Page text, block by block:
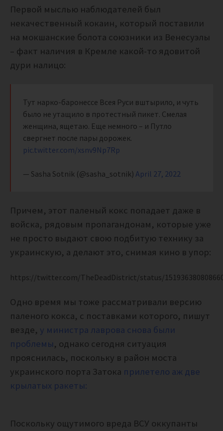
Первой мыслью наблюдателей был
некачественный кокаин, который поставили
на мокшанские болота союзники из Венесуэлы
– факт наличия в Кремле какой-то ядовитой
дури налицо:
Тут нарко-баронессе Всея Руси вштырило, и чуть
было не утащило в протестный пикет. Смелая
женщина, ящетаю. Еще немного – и Путло
свергнет после пары дорожек.
pic.twitter.com/xsnv9Np7Rp
— Sasha Sotnik (@sasha_sotnik) April 27, 2022
Причем, этот паленый кокс попадает даже в
войска, рядовым пропагандонам, которые уже
не просто выдают свою подбитую технику за
украинскую, а делают это, снимая кино в упор:
https://twitter.com/TheDeadDistrict/status/
Одно время мы тоже рассматривали версию
паленого кокса, с поставками которого, пишут
везде, у министра лаврова снова были
проблемы, однако сегодня ситуация
прояснилась, поскольку в район моста
украинского порта Затока прилетело аж две
крылатых ракеты:
Поскольку ощутимого вреда ВСУ оккупанты